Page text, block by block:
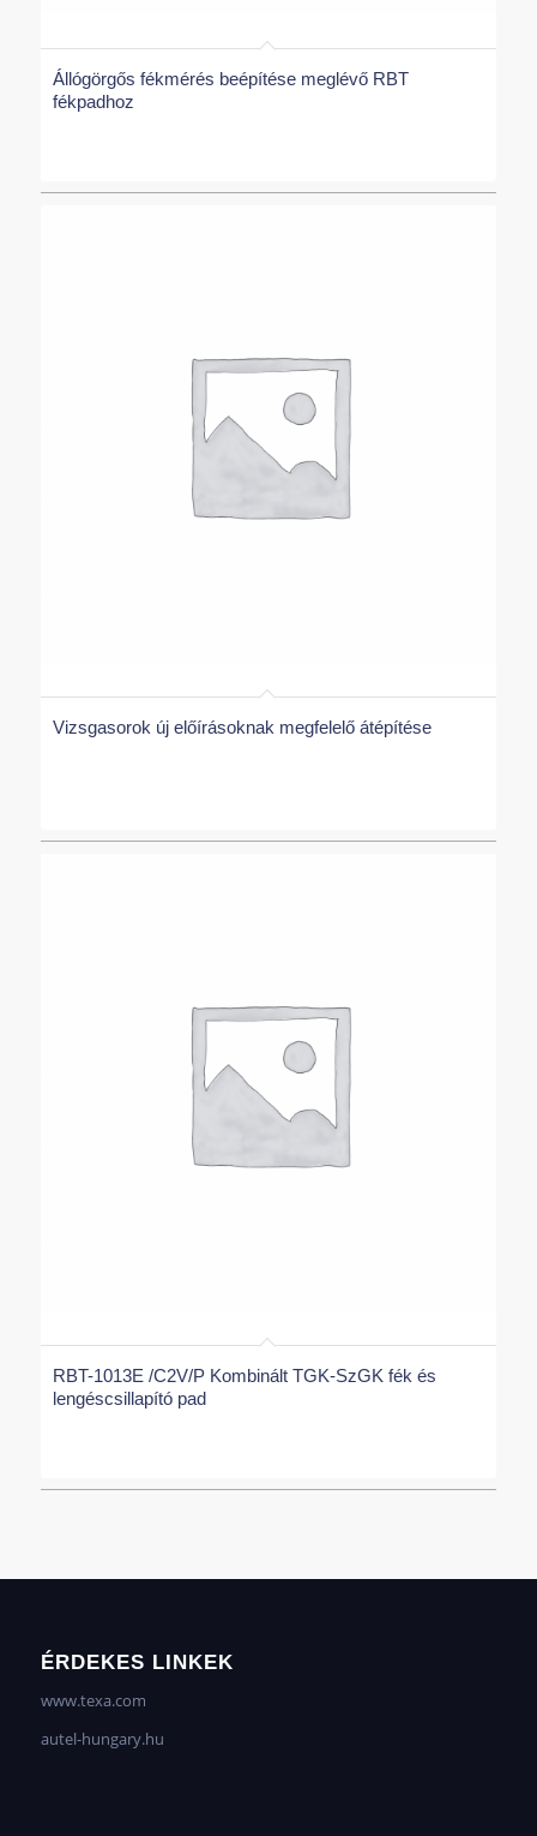
Állógörgős fékmérés beépítése meglévő RBT
fékpadhoz
Vizsgasorok új előírásoknak megfelelő átépítése
RBT-1013E /C2V/P Kombinált TGK-SzGK fék és
lengéscsillapító pad
ÉRDEKES LINKEK
www.texa.com
autel-hungary.hu